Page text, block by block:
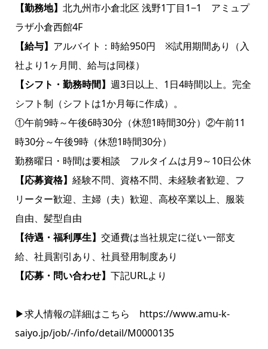
【勤務地】 北九州市小倉北区 浅野1丁目1−1 アミュプ
ラザ小倉西館4F
【給与】 アルバイト：時給950円 ※試用期間あり（入
社より1ヶ月間、給与は同様）
【シフト・勤務時間】 週3日以上、1日4時間以上。完全
シフト制（シフトは1か月毎に作成）。
①午前9時～午後6時30分（休憩1時間30分）②午前11
時30分～午後9時（休憩1時間30分）
勤務曜日・時間は要相談 フルタイムは月9～10日公休
【応募資格】 経験不問、資格不問、未経験者歓迎、フ
リーター歓迎、主婦（夫）歓迎、高校卒業以上、服装
自由、髪型自由
【待遇・福利厚生】 交通費は当社規定に従い一部支
給、社員割引あり、社員登用制度あり
【応募・問い合わせ】 下記URLより
▶求人情報の詳細はこちら https://www.amu-k-
saiyo.jp/job/-/info/detail/M0000135